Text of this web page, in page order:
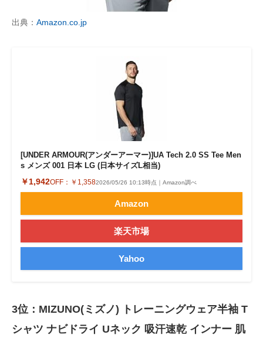
出典： Amazon.co.jp
[UNDER ARMOUR(アンダーアーマー)]UA Tech 2.0 SS Tee Men
s メンズ 001 日本 LG (日本サイズL相当)
￥1,942OFF： ￥1,3582026/05/26 10:13時点｜Amazon調べ
Amazon
楽天市場
Yahoo
3位：MIZUNO(ミズノ) トレーニングウェア半袖 T
シャツ ナビドライ Uネック 吸汗速乾 インナー 肌